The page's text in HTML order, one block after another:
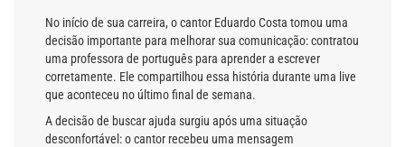
No início de sua carreira, o cantor Eduardo Costa tomou uma
decisão importante para melhorar sua comunicação: contratou
uma professora de português para aprender a escrever
corretamente. Ele compartilhou essa história durante uma live
que aconteceu no último final de semana.
A decisão de buscar ajuda surgiu após uma situação
desconfortável: o cantor recebeu uma mensagem